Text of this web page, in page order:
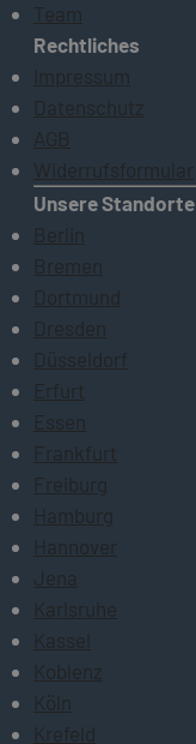
Team
Rechtliches
Impressum
Datenschutz
AGB
Widerrufsformular
Unsere Standorte
Berlin
Bremen
Dortmund
Dresden
Düsseldorf
Erfurt
Essen
Frankfurt
Freiburg
Hamburg
Hannover
Jena
Karlsruhe
Kassel
Koblenz
Köln
Krefeld